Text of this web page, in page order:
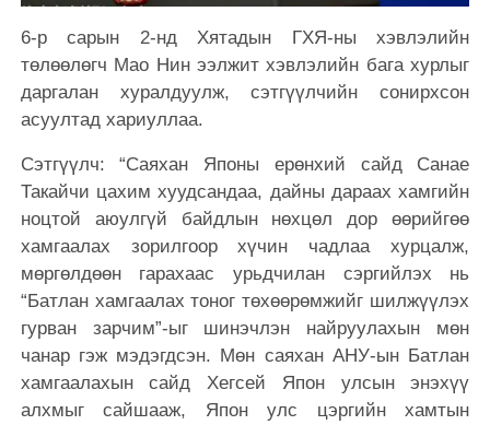
6-р сарын 2-нд Хятадын ГХЯ-ны хэвлэлийн
төлөөлөгч Мао Нин ээлжит хэвлэлийн бага хурлыг
даргалан хуралдуулж, сэтгүүлчийн сонирхсон
асуултад хариуллаа.
Сэтгүүлч: “Саяхан Японы ерөнхий сайд Санае
Такайчи цахим хуудсандаа, дайны дараах хамгийн
ноцтой аюулгүй байдлын нөхцөл дор өөрийгөө
хамгаалах зорилгоор хүчин чадлаа хурцалж,
мөргөлдөөн гарахаас урьдчилан сэргийлэх нь
“Батлан хамгаалах тоног төхөөрөмжийг шилжүүлэх
гурван зарчим”-ыг шинэчлэн найруулахын мөн
чанар гэж мэдэгдсэн. Мөн саяхан АНУ-ын Батлан
хамгаалахын сайд Хегсей Япон улсын энэхүү
алхмыг сайшааж, Япон улс цэргийн хамтын